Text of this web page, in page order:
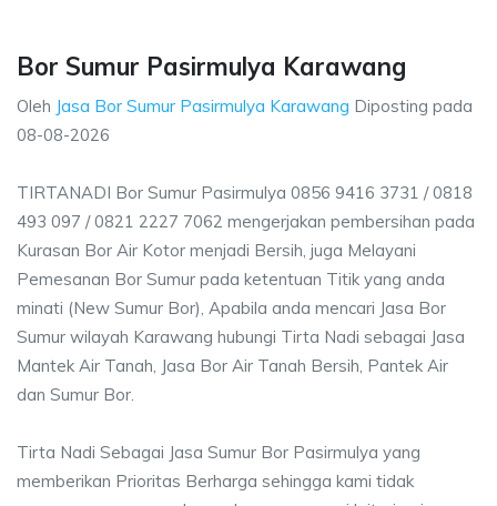
Bor Sumur Pasirmulya Karawang
Oleh Jasa Bor Sumur Pasirmulya Karawang Diposting pada
08-08-2026
TIRTANADI Bor Sumur Pasirmulya 0856 9416 3731 / 0818
493 097 / 0821 2227 7062 mengerjakan pembersihan pada
Kurasan Bor Air Kotor menjadi Bersih, juga Melayani
Pemesanan Bor Sumur pada ketentuan Titik yang anda
minati (New Sumur Bor), Apabila anda mencari Jasa Bor
Sumur wilayah Karawang hubungi Tirta Nadi sebagai Jasa
Mantek Air Tanah, Jasa Bor Air Tanah Bersih, Pantek Air
dan Sumur Bor.
Tirta Nadi Sebagai Jasa Sumur Bor Pasirmulya yang
memberikan Prioritas Berharga sehingga kami tidak